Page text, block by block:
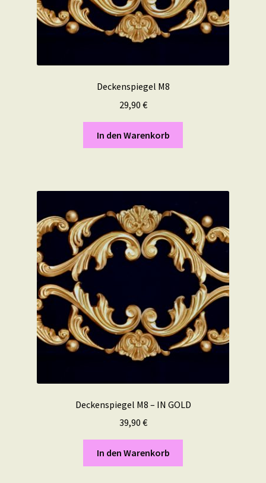
Deckenspiegel M8
29,90 €
In den Warenkorb
Deckenspiegel M8 – IN GOLD
39,90 €
In den Warenkorb